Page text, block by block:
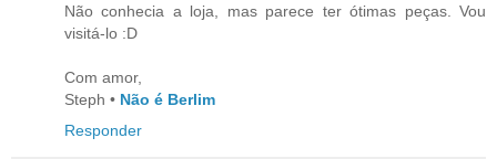
Não conhecia a loja, mas parece ter ótimas peças. Vou
visitá-lo :D
Com amor,
Steph • Não é Berlim
Responder